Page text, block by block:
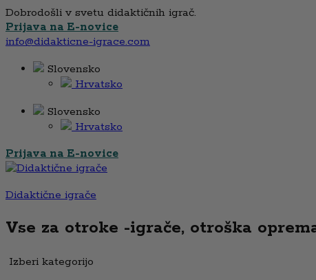
Dobrodošli v svetu didaktičnih igrač.
Prijava na E-novice
info@didakticne-igrace.com
Slovensko
Hrvatsko
Slovensko
Hrvatsko
Prijava na E-novice
Didaktične igrače
Vse za otroke -igrače, otroška
Izberi kategorijo